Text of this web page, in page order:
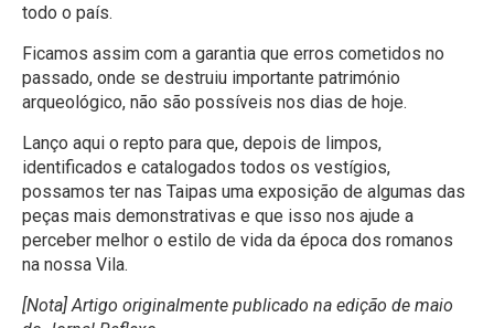
todo o país.
Ficamos assim com a garantia que erros cometidos no
passado, onde se destruiu importante património
arqueológico, não são possíveis nos dias de hoje.
Lanço aqui o repto para que, depois de limpos,
identificados e catalogados todos os vestígios,
possamos ter nas Taipas uma exposição de algumas das
peças mais demonstrativas e que isso nos ajude a
perceber melhor o estilo de vida da época dos romanos
na nossa Vila.
[Nota] Artigo originalmente publicado na edição de maio